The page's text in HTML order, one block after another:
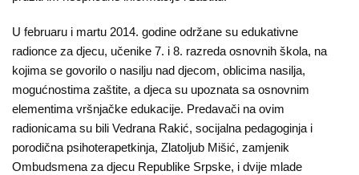
U februaru i martu 2014. godine održane su edukativne
radionce za djecu, učenike 7. i 8. razreda osnovnih škola, na
kojima se govorilo o nasilju nad djecom, oblicima nasilja,
mogućnostima zaštite, a djeca su upoznata sa osnovnim
elementima vršnjačke edukacije. Predavači na ovim
radionicama su bili Vedrana Rakić, socijalna pedagoginja i
porodična psihoterapetkinja, Zlatoljub Mišić, zamjenik
Ombudsmena za djecu Republike Srpske, i dvije mlade